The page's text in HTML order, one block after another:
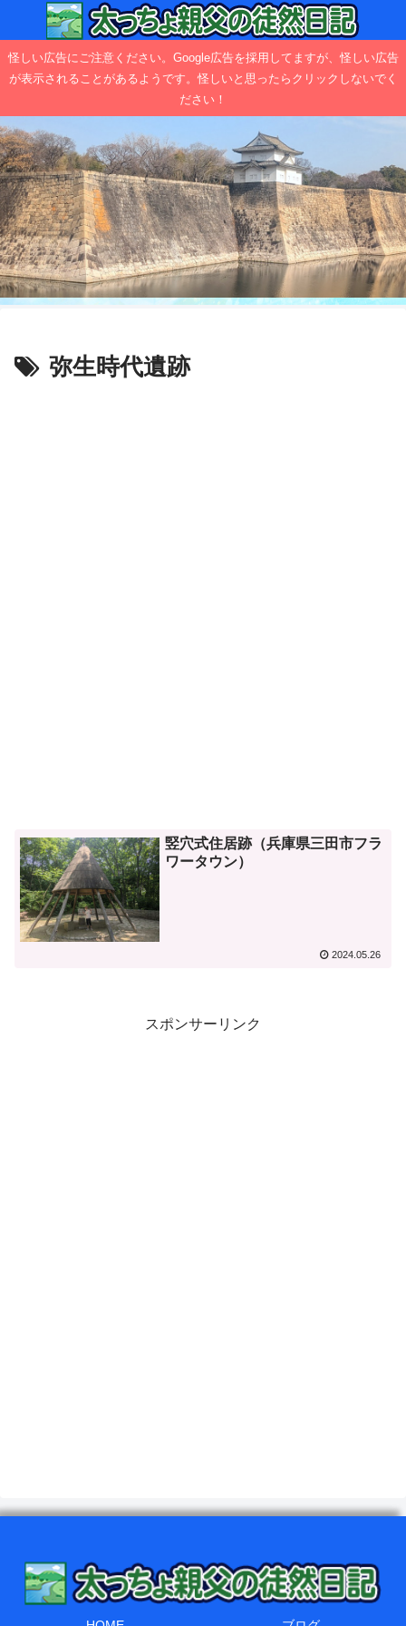
怪しい広告にご注意ください。Google広告を採用してますが、怪しい広告
が表示されることがあるようです。怪しいと思ったらクリックしないでく
ださい！
弥生時代遺跡
竪穴式住居跡（兵庫県三田市フラ
ワータウン）
2024.05.26
スポンサーリンク